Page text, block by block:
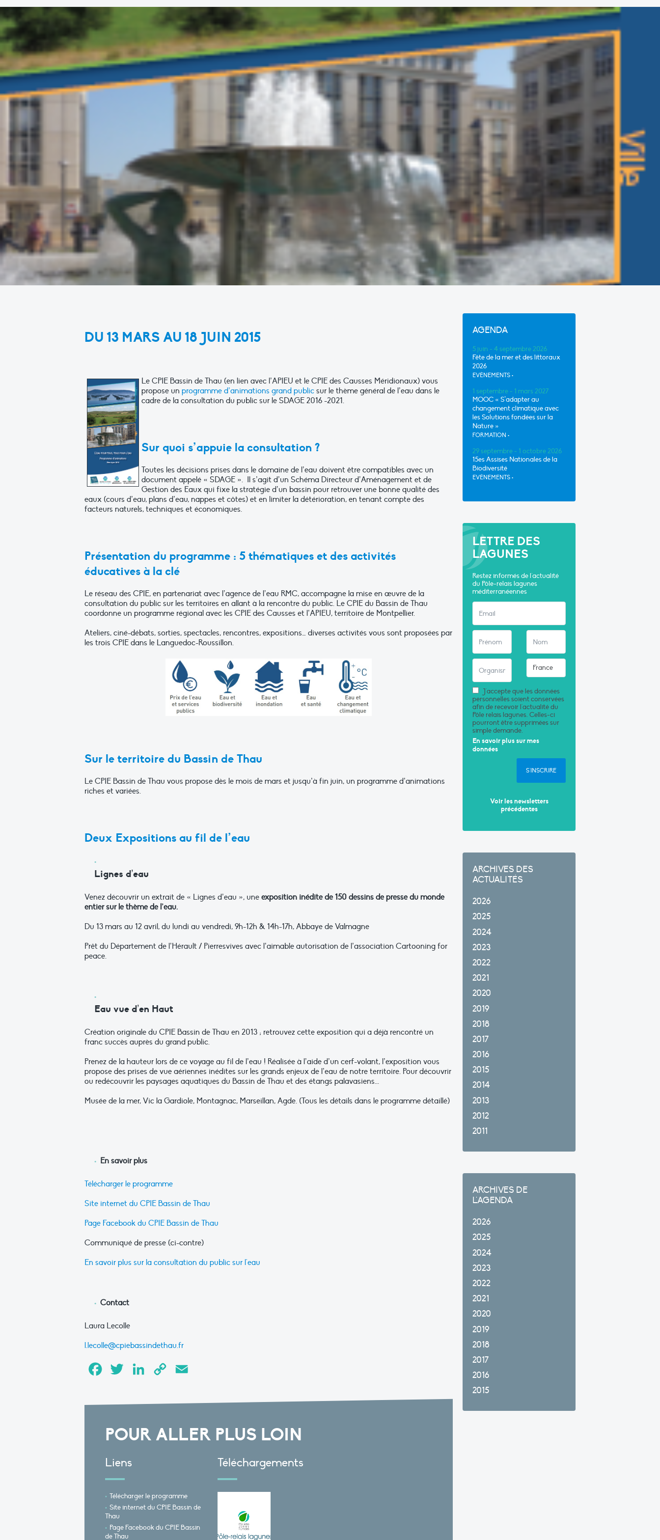
DU 13 MARS AU 18 JUIN 2015
Le CPIE Bassin de Thau (en lien avec l’APIEU et le CPIE des Causses Méridionaux) vous
propose un programme d’animations grand publicsur le thème général de l’eau dans le
cadre de la consultation du public sur le SDAGE 2016 -2021.
Sur quoi s’appuie la consultation ?
Toutes les décisions prises dans le domaine de l’eau doivent être compatibles avec un
document appelé « SDAGE ». Il s’agit d’un Schéma Directeur d’Aménagement et de
Gestion des Eaux qui fixe la stratégie d’un bassin pour retrouver une bonne qualité des
eaux (cours d’eau, plans d’eau, nappes et côtes) et en limiter la détérioration, en tenant compte des
facteurs naturels, techniques et économiques.
Présentation du programme : 5 thématiques et des activités
éducatives à la clé
Le réseau des CPIE, en partenariat avec l’agence de l’eau RMC, accompagne la mise en œuvre de la
consultation du public sur les territoires en allant à la rencontre du public. Le CPIE du Bassin de Thau
coordonne un programme régional avec les CPIE des Causses et l’APIEU, territoire de Montpellier.
Ateliers, ciné-débats, sorties, spectacles, rencontres, expositions… diverses activités vous sont proposées par
les trois CPIE dans le Languedoc-Roussillon.
Sur le territoire du Bassin de Thau
Le CPIE Bassin de Thau vous propose dès le mois de mars et jusqu’à fin juin, un programme d’animations
riches et variées.
Deux Expositions au fil de l’eau
Lignes d’eau
Venez découvrir un extrait de « Lignes d’eau », une exposition inédite de 150 dessins de presse du monde
entier sur le thème de l’eau.
Du 13 mars au 12 avril, du lundi au vendredi, 9h-12h & 14h-17h, Abbaye de Valmagne
Prêt du Département de l’Hérault / Pierresvives avec l’aimable autorisation de l’association Cartooning for
peace.
Eau vue d’en Haut
Création originale du CPIE Bassin de Thau en 2013 ; retrouvez cette exposition qui a déjà rencontré un
franc succès auprès du grand public.
Prenez de la hauteur lors de ce voyage au fil de l’eau ! Réalisée à l’aide d’un cerf-volant, l’exposition vous
propose des prises de vue aériennes inédites sur les grands enjeux de l’eau de notre territoire. Pour découvrir
ou redécouvrir les paysages aquatiques du Bassin de Thau et des étangs palavasiens...
Musée de la mer, Vic la Gardiole, Montagnac, Marseillan, Agde. (Tous les détails dans le programme détaillé)
En savoir plus
Télécharger le programme
Site internet du CPIE Bassin de Thau
Page Facebook du CPIE Bassin de Thau
Communiqué de presse (ci-contre)
En savoir plus sur la consultation du public sur l'eau
Contact
Laura Lecolle
l.lecolle@cpiebassindethau.fr
FacebookTwitter LinkedInCopy
POUR ALLER PLUS LOIN
Liens
Télécharger le programme
Site internet du CPIE Bassin de
Thau
Page Facebook du CPIE Bassin
de Thau
Téléchargements
AGENDA
5 juin - 4 septembre 2026
Fête de la mer et des littoraux
2026
EVÈNEMENTS •
1 septembre - 1 mars 2027
MOOC « S’adapter au
changement climatique avec
les Solutions fondées sur la
Nature »
FORMATION •
29 septembre - 1 octobre 2026
15es Assises Nationales de la
Biodiversité
EVÈNEMENTS •
LETTRE DES
LAGUNES
Restez informés de l'actualité
du Pôle-relais lagunes
méditerranéennes
J'accepte que les données
personnelles soient conservées
afin de recevoir l'actualité du
Pôle relais lagunes. Celles-ci
pourront être supprimées sur
simple demande.
En savoir plus sur mes
données
S'INSCRIRE
Voir les newsletters
précédentes
ARCHIVES DES
ACTUALITÉS
2026
2025
2024
2023
2022
2021
2020
2019
2018
2017
2016
2015
2014
2013
2012
2011
ARCHIVES DE
L'AGENDA
2026
2025
2024
2023
2022
2021
2020
2019
2018
2017
2016
2015